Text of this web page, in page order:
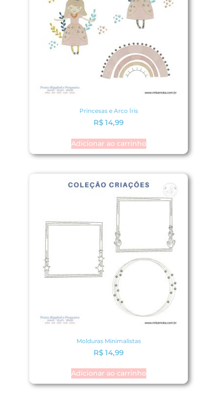
Princesas e Arco Íris
R$ 14,99
Adicionar ao carrinho
Molduras Minimalistas
R$ 14,99
Adicionar ao carrinho